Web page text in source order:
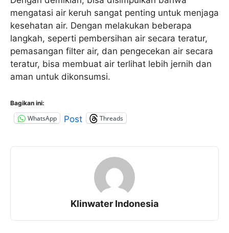
mengatasi air keruh sangat penting untuk menjaga
kesehatan air. Dengan melakukan beberapa
langkah, seperti pembersihan air secara teratur,
pemasangan filter air, dan pengecekan air secara
teratur, bisa membuat air terlihat lebih jernih dan
aman untuk dikonsumsi.
Bagikan ini:
WhatsApp Post Threads
Klinwater Indonesia